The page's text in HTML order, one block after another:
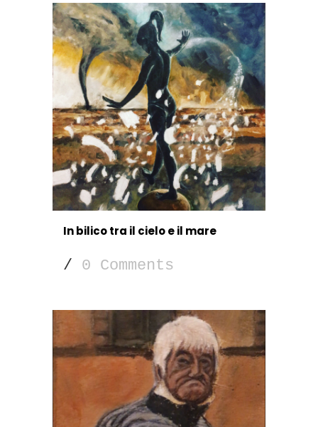
In bilico tra il cielo e il mare
/ 0 Comments